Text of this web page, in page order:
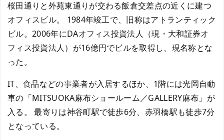
桜田通りと外苑東通りが交わる飯倉交差点の近くに建つ
オフィスビル。 1984年竣工で、旧称はアトランティック
ビル。2006年にDAオフィス投資法人（現・大和証券オ
フィス投資法人）が16億円でビルを取得し、現名称とな
った。
IT、食品などの事業者が入居するほか、1階には光岡自動
車の「MITSUOKA麻布ショールーム／GALLERY麻布」が
入る。 最寄りは神谷町駅で徒歩6分、赤羽橋駅も徒歩7分
となっている。